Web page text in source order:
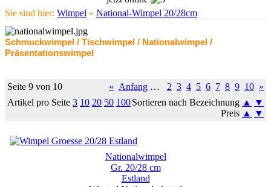
Sie sind hier: Wimpel » National-Wimpel 20/28cm
Schmuckwimpel / Tischwimpel / Nationalwimpel /
Präsentationswimpel
Seite 9 von 10 « Anfang … 2 3 4 5 6 7 8 9 10 »
Artikel pro Seite 3 10 20 50 100Sortieren nach Bezeichnung ▲
▼
Preis ▲ ▼
Nationalwimpel
Gr. 20/28 cm
Estland